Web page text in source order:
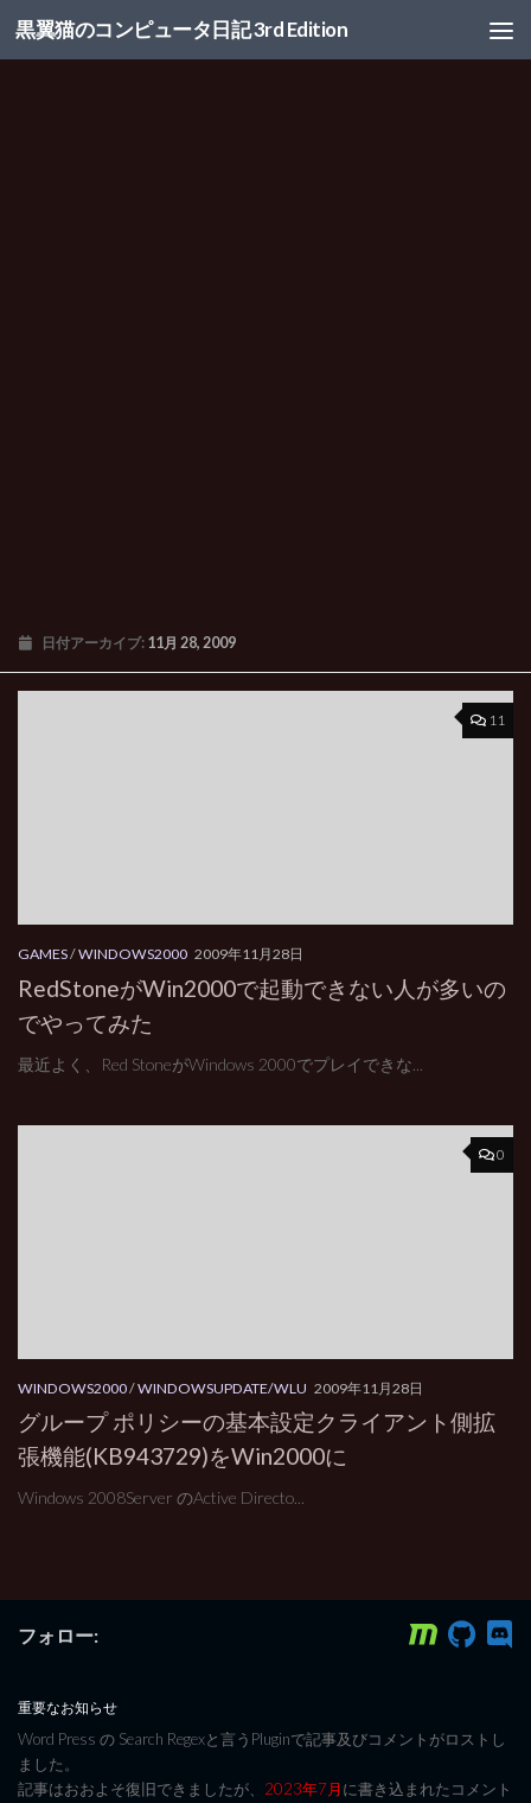
コンテンツへスキップ
黒翼猫のコンピュータ日記 3rd Edition
日付アーカイブ: 11月 28, 2009
11
GAMES/WINDOWS2000 2009年11月28日
RedStoneがWin2000で起動できない人が多いの
でやってみた
最近よく、Red StoneがWindows 2000でプレイできな...
0
WINDOWS2000/WINDOWSUPDATE/WLU 2009年11月28日
グループ ポリシーの基本設定クライアント側拡
張機能(KB943729)をWin2000に
Windows 2008Server のActive Directo...
フォロー:
重要なお知らせ
Word Press の Search Regexと言うPluginで記事及びコメントがロストし
ました。
記事はおおよそ復旧できましたが、 2023年7月に書き込まれたコメント